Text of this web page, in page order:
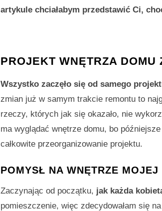
artykule chciałabym przedstawić Ci,
PROJEKT WNĘTRZA DOMU
Wszystko zaczęło się od samego
zmian już w samym trakcie remontu to
rzeczy, których jak się okazało, nie
ma wyglądać wnętrze domu, bo
całkowite przeorganizowanie projektu.
POMYSŁ NA WNĘTRZE MOJEJ
Zaczynając od początku, jak każda
pomieszczenie, więc zdecydowałam się